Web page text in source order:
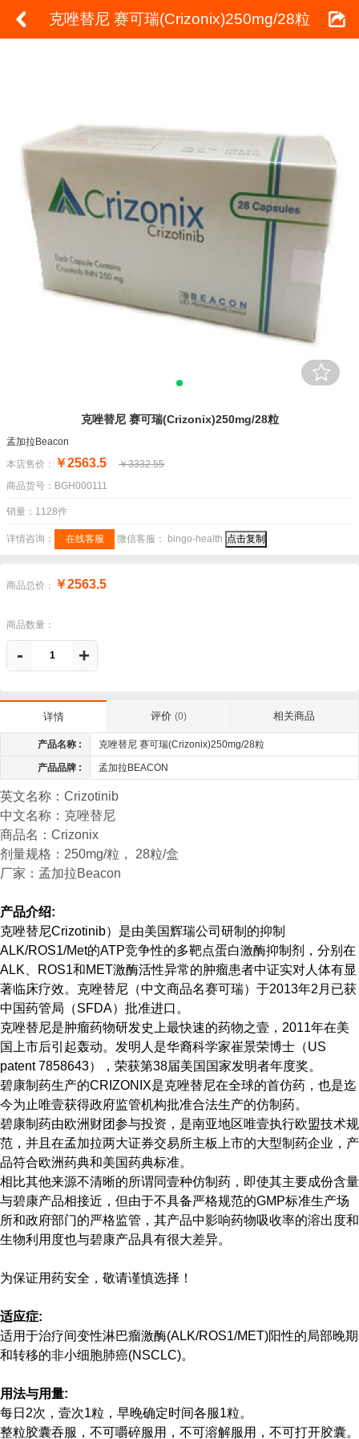
克唑替尼 赛可瑞(Crizonix)250mg/28粒
克唑替尼 赛可瑞(Crizonix)250mg/28粒
孟加拉Beacon
本店售价： ￥2563.5
￥3332.55
商品货号：BGH000111
销量：1128件
详情咨询： 在线客服 微信客服： bingo-health 点击复制
商品总价： ￥2563.5
商品数量：
- +
详情 评价 (0) 相关商品
产品名称 : 克唑替尼 赛可瑞(Crizonix)250mg/28粒
产品品牌 : 孟加拉BEACON
英文名称：Crizotinib
中文名称：克唑替尼
商品名：Crizonix
剂量规格：250mg/粒， 28粒/盒
厂家：孟加拉Beacon
产品介绍:
克唑替尼Crizotinib）是由美国辉瑞公司研制的抑制
ALK/ROS1/Met的ATP竞争性的多靶点蛋白激酶抑制剂，分别在
ALK、ROS1和MET激酶活性异常的肿瘤患者中证实对人体有显
著临床疗效。克唑替尼（中文商品名赛可瑞）于2013年2月已获
中国药管局（SFDA）批准进口。
克唑替尼是肿瘤药物研发史上最快速的药物之壹，2011年在美
国上市后引起轰动。发明人是华裔科学家崔景荣博士（US
patent 7858643），荣获第38届美国国家发明者年度奖。
碧康制药生产的CRIZONIX是克唑替尼在全球的首仿药，也是迄
今为止唯壹获得政府监管机构批准合法生产的仿制药。
碧康制药由欧洲财团参与投资，是南亚地区唯壹执行欧盟技术规
范，并且在孟加拉两大证券交易所主板上市的大型制药企业，产
品符合欧洲药典和美国药典标准。
相比其他来源不清晰的所谓同壹种仿制药，即使其主要成份含量
与碧康产品相接近，但由于不具备严格规范的GMP标准生产场
所和政府部门的严格监管，其产品中影响药物吸收率的溶出度和
生物利用度也与碧康产品具有很大差异。
为保证用药安全，敬请谨慎选择！
适应症:
适用于治疗间变性淋巴瘤激酶(ALK/ROS1/MET)阳性的局部晚期
和转移的非小细胞肺癌(NSCLC)。
用法与用量:
每日2次，壹次1粒，早晚确定时间各服1粒。
整粒胶囊吞服，不可嚼碎服用，不可溶解服用，不可打开胶囊。